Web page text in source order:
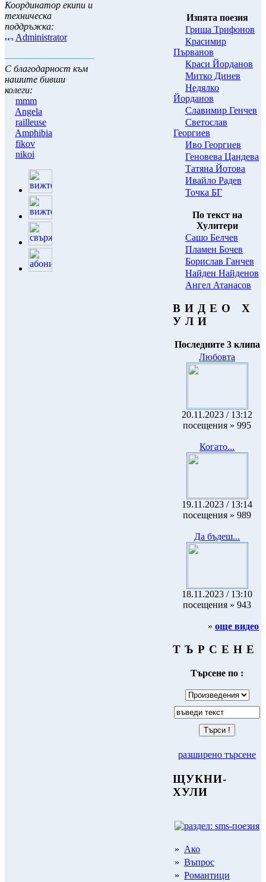
Координатор екипи и
техническа
поддръжка:
Administrator
С благодарност към
нашите бивши
колеги:
mmm
Angela
railleuse
Amphibia
fikov
nikoi
Изпята поезия
Гриша Трифонов
Красимир
Първанов
Краси Йорданов
Митко Динев
Нeдялко
Йорданов
Славимир Генчев
Светослав
Георгиев
Иво Георгиев
Геновева Цандева
Татяна Йотова
Ивайло Радев
Точка БГ
По текст на
Хулитери
Сашо Белчев
Пламен Бочев
Борислав Ганчев
Найден Найденов
Ангел Атанасов
В И Д Е О Х
У Л И
Последните 3 клипа
Любовта
20.11.2023 / 13:12
посещения » 995
Когато...
19.11.2023 / 13:14
посещения » 989
Да бъдеш...
18.11.2023 / 13:10
посещения » 943
» още видео
Т Ъ Р С Е Н Е
Търсене по :
разширено търсене
ЩУКНИ-
ХУЛИ
» Ако
» Въпрос
» Романтици